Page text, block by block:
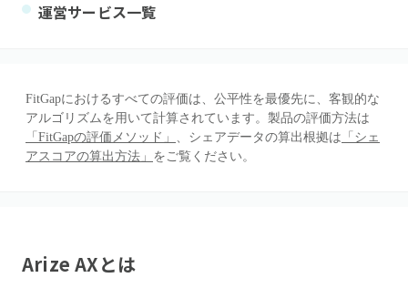
運営サービス一覧
FitGapにおけるすべての評価は、公平性を最優先に、客観的な
アルゴリズムを用いて計算されています。製品の評価方法は
「FitGapの評価メソッド」 、シェアデータの算出根拠は 「シェ
アスコアの算出方法」 をご覧ください。
Arize AXとは